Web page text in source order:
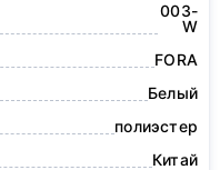
003-
W
FORA
Белый
полиэстер
Китай